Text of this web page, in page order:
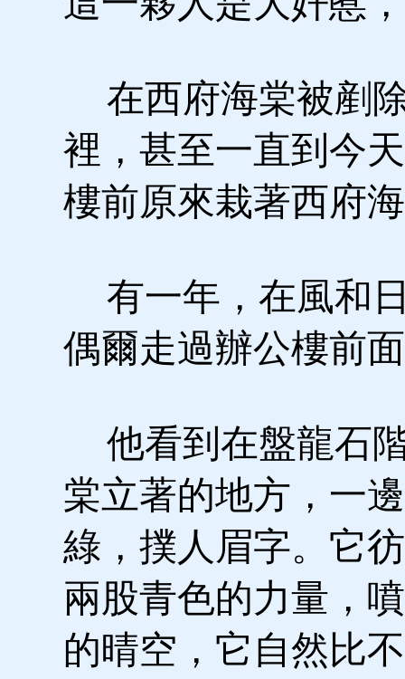
在西府海棠被剷
裡，甚至一直到今
樓前原來栽著西府
有一年，在風和
偶爾走過辦公樓前
他看到在盤龍石
棠立著的地方，一
綠，撲人眉字。它
兩股青色的力量，
的晴空，它自然比